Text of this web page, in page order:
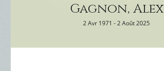
Gagnon, Alex
2 Avr 1971 - 2 Août 2025